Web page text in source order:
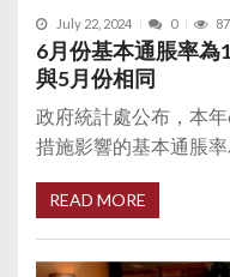
July 22, 2024 0
6月份基本通脹率為
與5月份相同
政府統計處公布，本
措施影響的基本通脹率
READ MORE